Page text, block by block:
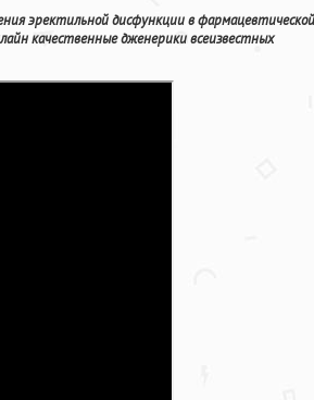
эректильной дисфункции в фармацевтической
качественные дженерики всеизвестных